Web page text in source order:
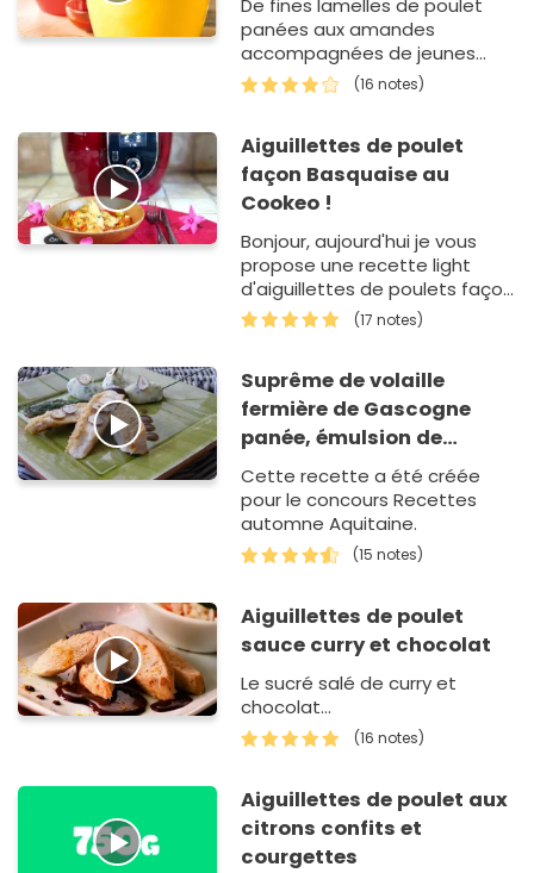
panées aux amandes
accompagnées de jeunes
pousses d'épinards. Une
recette qui plaira à vos
(16 notes)
Aiguillettes de poulet
façon Basquaise au
Cookeo !
Bonjour, aujourd'hui je vous
propose une recette light
d'aiguillettes de poulets façon
basquaise faites avec le
Cookeo. N'hésitez pas si vous
(17 notes)
Suprême de volaille
fermière de Gascogne
panée, émulsion de
noisettes du Lot-et-
Garonne grillées aux
herbes
Cette recette a été créée
pour le concours Recettes
automne Aquitaine.
(15 notes)
Aiguillettes de poulet
sauce curry et chocolat
Le sucré salé de curry et
chocolat...
(16 notes)
Aiguillettes de poulet aux
citrons confits et
courgettes